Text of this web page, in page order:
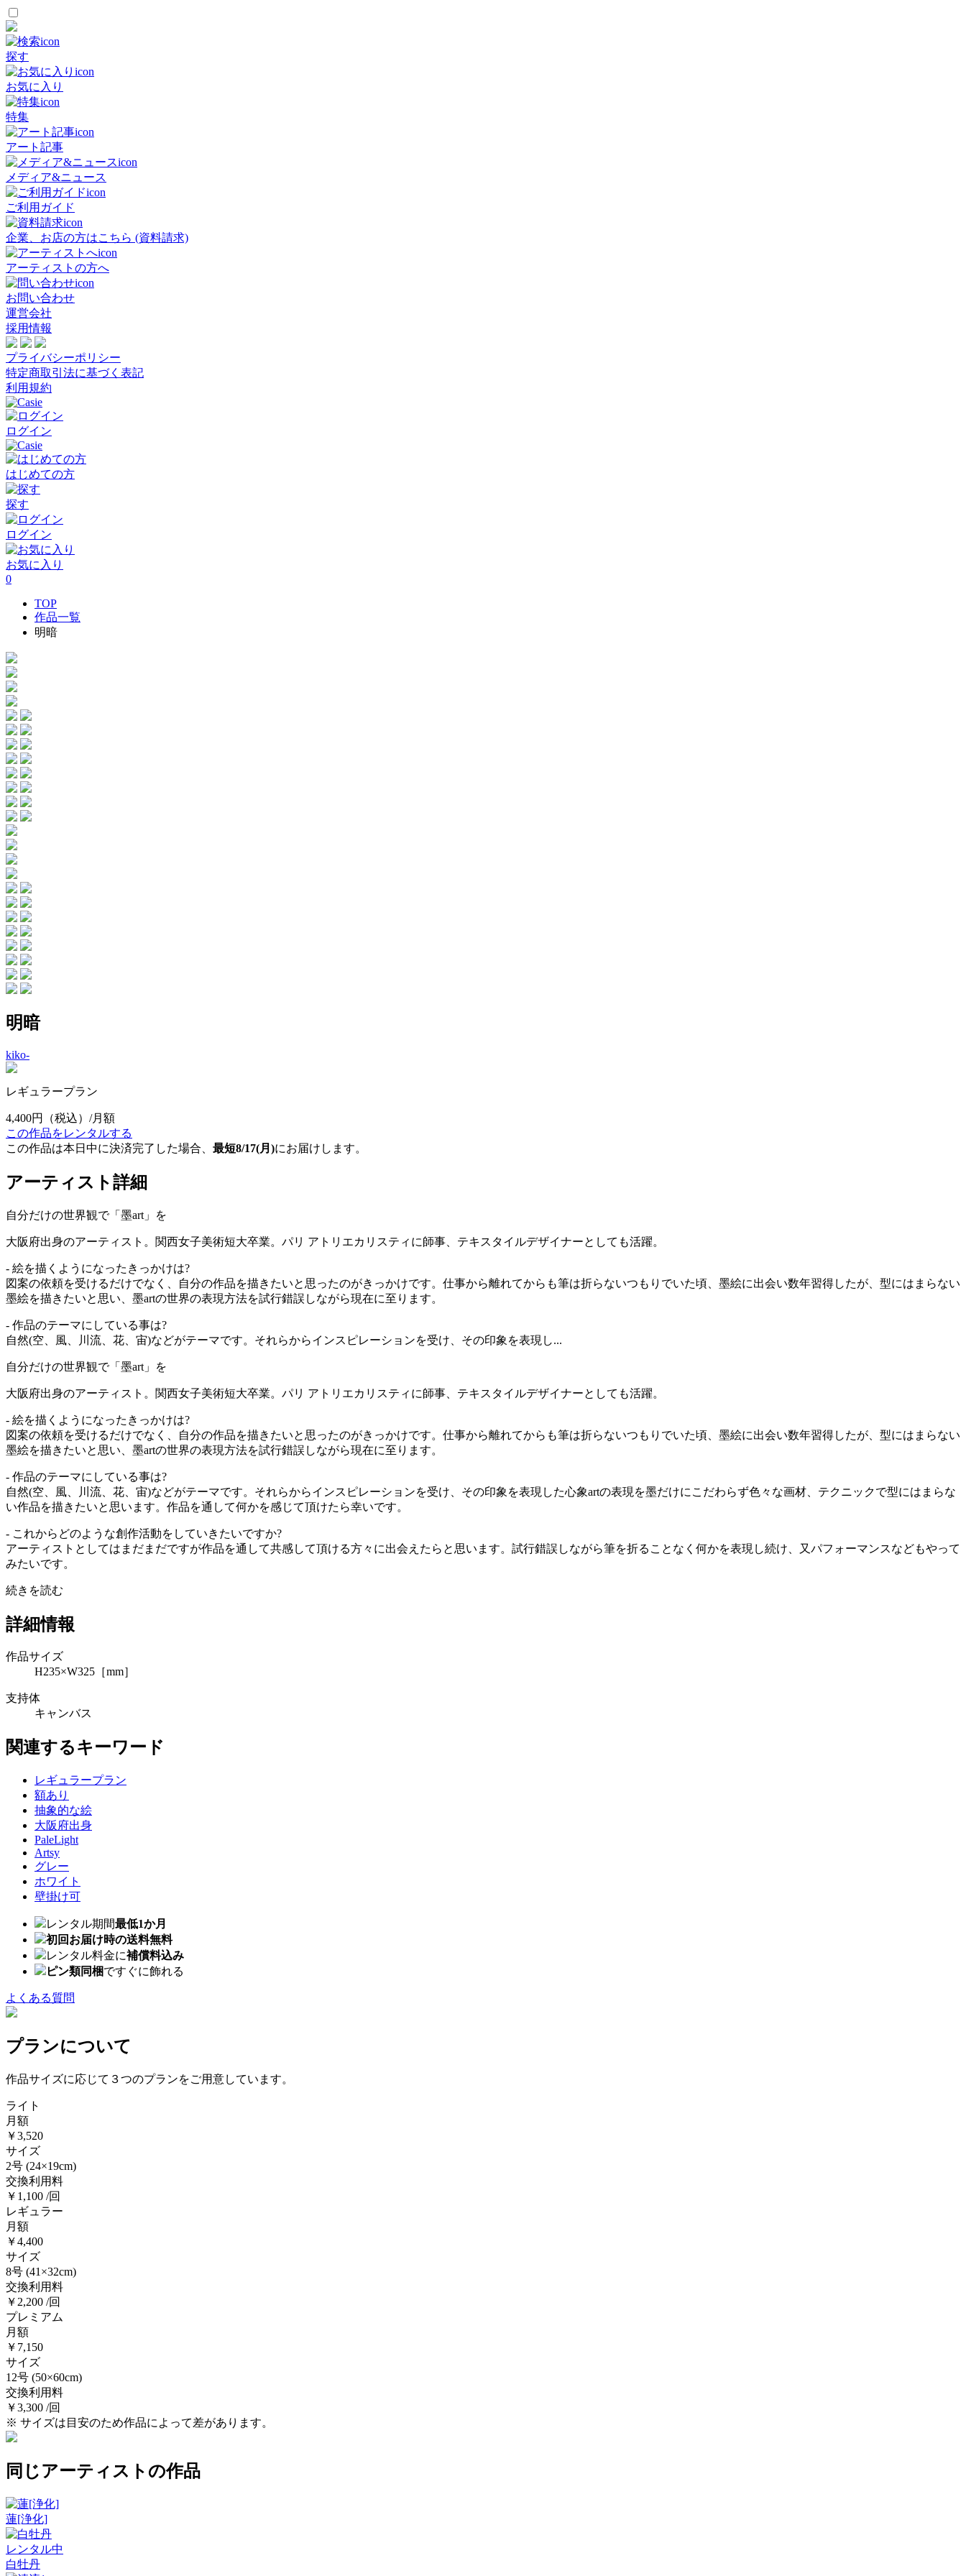
探す
お気に入り
特集
アート記事
メディア&ニュース
ご利用ガイド
企業、お店の方はこちら (資料請求)
アーティストの方へ
お問い合わせ
運営会社
採用情報
プライバシーポリシー
特定商取引法に基づく表記
利用規約
ログイン
はじめての方
探す
ログイン
お気に入り
0
TOP
作品一覧
明暗
明暗
kiko-
レギュラープラン
4,400円
（税込）/月額
この作品をレンタルする
この作品は本日中に決済完了した場合、 最短8/17(月)にお届けします。
アーティスト詳細
自分だけの世界観で「墨art」を
大阪府出身のアーティスト。関西女子美術短大卒業。パリ アトリエカリスティに師事、テキスタイルデザイナーとしても活躍。
- 絵を描くようになったきっかけは?
図案の依頼を受けるだけでなく、自分の作品を描きたいと思ったのがきっかけです。仕事から離れてからも筆は折らないつもりでいた頃、墨絵に出会い数年習得したが、型にはまらない
墨絵を描きたいと思い、墨artの世界の表現方法を試行錯誤しながら現在に至ります。
- 作品のテーマにしている事は?
自然(空、風、川流、花、宙)などがテーマです。それらからインスピレーションを受け、その印象を表現し...
自分だけの世界観で「墨art」を
大阪府出身のアーティスト。関西女子美術短大卒業。パリ アトリエカリスティに師事、テキスタイルデザイナーとしても活躍。
- 絵を描くようになったきっかけは?
図案の依頼を受けるだけでなく、自分の作品を描きたいと思ったのがきっかけです。仕事から離れてからも筆は折らないつもりでいた頃、墨絵に出会い数年習得したが、型にはまらない
墨絵を描きたいと思い、墨artの世界の表現方法を試行錯誤しながら現在に至ります。
- 作品のテーマにしている事は?
自然(空、風、川流、花、宙)などがテーマです。それらからインスピレーションを受け、その印象を表現した心象artの表現を墨だけにこだわらず色々な画材、テクニックで型にはまらな
い作品を描きたいと思います。作品を通して何かを感じて頂けたら幸いです。
- これからどのような創作活動をしていきたいですか?
アーティストとしてはまだまだですが作品を通して共感して頂ける方々に出会えたらと思います。試行錯誤しながら筆を折ることなく何かを表現し続け、又パフォーマンスなどもやって
みたいです。
続きを読む
詳細情報
作品サイズ
H235×W325［mm］
支持体
キャンバス
関連するキーワード
レギュラープラン
額あり
抽象的な絵
大阪府出身
PaleLight
Artsy
グレー
ホワイト
壁掛け可
レンタル期間最低1か月
初回お届け時の送料無料
レンタル料金に補償料込み
ピン類同梱ですぐに飾れる
よくある質問
プランについて
作品サイズに応じて３つのプランをご用意しています。
ライト
月額
￥3,520
サイズ
2号 (24×19cm)
交換利用料
￥1,100 /回
レギュラー
月額
￥4,400
サイズ
8号 (41×32cm)
交換利用料
￥2,200 /回
プレミアム
月額
￥7,150
サイズ
12号 (50×60cm)
交換利用料
￥3,300 /回
※ サイズは目安のため作品によって差があります。
同じアーティストの作品
蓮[浄化]
レンタル中
白牡丹